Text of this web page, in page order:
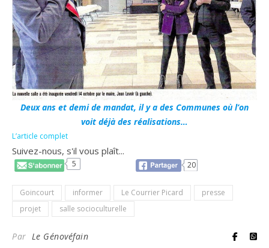
Deux ans et demi de mandat, il y a des Communes où l’on
voit déjà des réalisations…
L’article complet
Suivez-nous, s'il vous plaît...
5 20
Goincourt informer Le Courrier Picard
presse
projet
salle socioculturelle
Par Le Génovéfain